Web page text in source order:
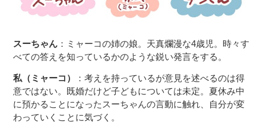
スーちゃん ：ミャーコの姉の娘。天真爛漫な4歳児。時々す
べての答えを知っているかのような鋭い発言をする。
私（ミャーコ）
：考えを持っているが意見を述べるのは得
意ではない。既婚だけど子どもについては未定。夏休み中
に預かることになったスーちゃんの言動に触れ、自分が変
わっていくことに気づく。